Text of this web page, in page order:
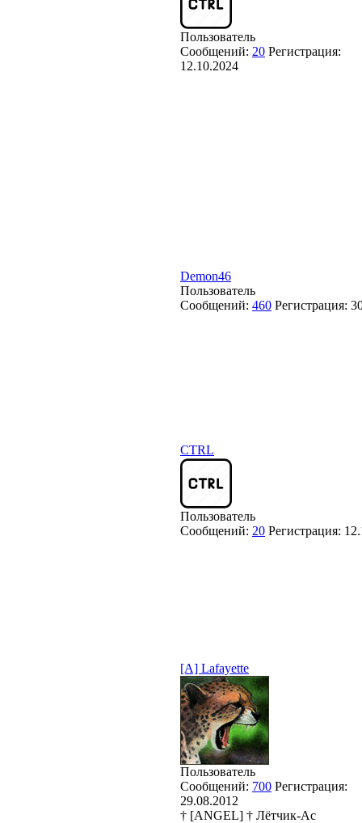
Пользователь
Сообщений: 20 Регистрация:
12.10.2024
Demon46
Пользователь
Сообщений: 460 Регистрация:
CTRL
Пользователь
Сообщений: 20 Регистрация:
[A] Lafayette
Пользователь
Сообщений: 700 Регистрация:
29.08.2012
† [ANGEL] † Лётчик-Ас